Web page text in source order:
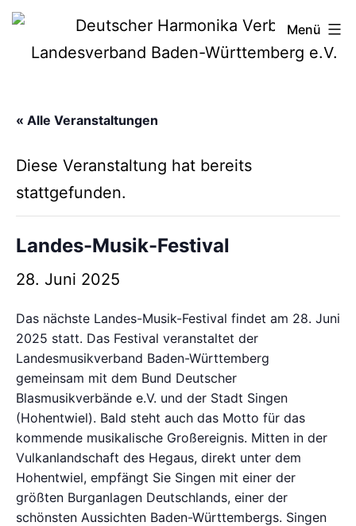
Zum
Deutscher
Harmonika-
Menü
« Alle Veranstaltungen
Diese Veranstaltung hat bereits
stattgefunden.
Landes-Musik-Festival
28. Juni 2025
Das nächste Landes-Musik-Festival findet am 28. Juni
2025 statt. Das Festival veranstaltet der
Landesmusikverband Baden-Württemberg
gemeinsam mit dem Bund Deutscher
Blasmusikverbände e.V. und der Stadt Singen
(Hohentwiel). Bald steht auch das Motto für das
kommende musikalische Großereignis. Mitten in der
Vulkanlandschaft des Hegaus, direkt unter dem
Hohentwiel, empfängt Sie Singen mit einer der
größten Burganlagen Deutschlands, einer der
schönsten Aussichten Baden-Württembergs. Singen